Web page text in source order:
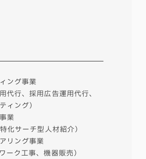
ング事業
代行、採用広告運用代行、
ィング）
業
化サーチ型人材紹介）
リング事業
ーク工事、機器販売）